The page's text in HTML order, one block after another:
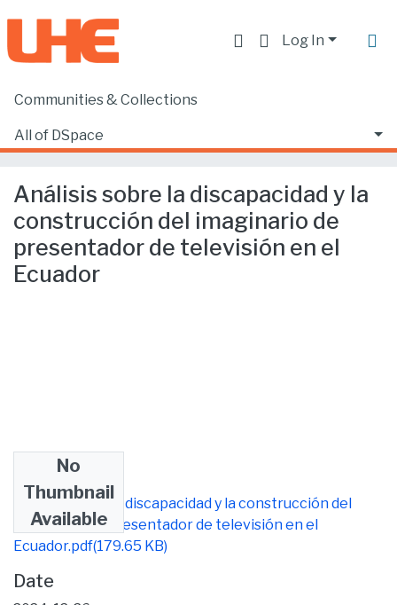
Log In
Communities & Collections
All of DSpace
Home
Análisis sobre la discapacidad y la construcción del imaginario de presentador de televisión en el Ecuador
Análisis sobre la discapacidad y la
construcción del imaginario de
presentador de televisión en el
Ecuador
No
Thumbnail
Available
Análisis sobre la discapacidad y la construcción del
imaginario de presentador de televisión en el
Ecuador.pdf(179.65 KB)
Date